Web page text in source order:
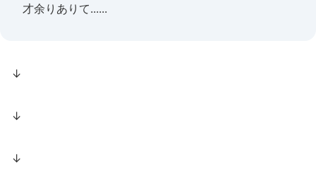
才余りありて......
↓
↓
↓